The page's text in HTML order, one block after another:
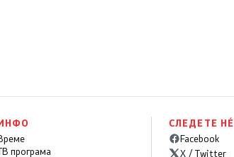
програма
СЛЕДЕТЕ НÉ
Facebook
X / Twitter